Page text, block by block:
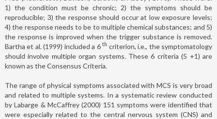
1) the condition must be chronic; 2) the symptoms should be
reproducible; 3) the response should occur at low exposure levels;
4) the response needs to be to multiple chemical substances; and 5)
the response is improved when the trigger substance is removed.
Bartha et al. (1999) included a 6th criterion, i.e., the symptomatology
should involve multiple organ systems. These 6 criteria (5 +1) are
known as the Consensus Criteria.
The range of physical symptoms associated with MCS is very broad
and related to multiple systems. In a systematic review conducted
by Labarge & McCaffrey (2000) 151 symptoms were identified that
were especially related to the central nervous system (CNS) and